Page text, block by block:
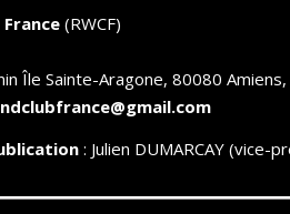
(RWCF)
Île Sainte-Aragone, 80080 Amiens,
: Julien DUMARCAY (vice-